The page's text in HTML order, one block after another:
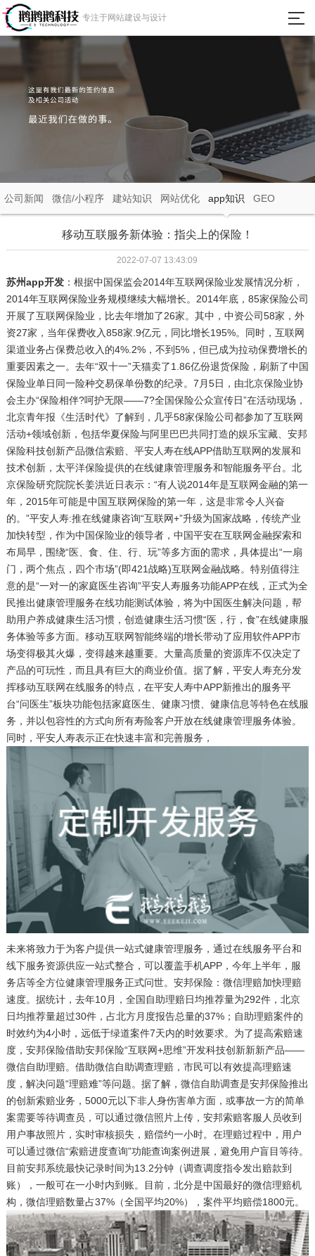
专注于网站建设与设计
瀵
微信小程序
APP定制开发
新闻动态
关于我们
公司新闻 微信/小程序 建站知识 网站优化 app知识 GEO
移动互联服务新体验：指尖上的保险！
2022-07-07 13:43:09
苏州app开发：根据中国保监会2014年互联网保险业发展情况分析，
2014年互联网保险业务规模继续大幅增长。2014年底，85家保险公司
开展了互联网保险业，比去年增加了26家。其中，中资公司58家，外
资27家，当年保费收入858家.9亿元，同比增长195%。同时，互联网
渠道业务占保费总收入的4%.2%，不到5%，但已成为拉动保费增长的
重要因素之一。去年“双十一”天猫卖了1.86亿份退货保险，刷新了中国
保险业单日同一险种交易保单份数的纪录。7月5日，由北京保险业协
会主办“保险相伴?呵护无限――7?全国保险公众宣传日”在活动现场，
北京青年报《生活时代》了解到，几乎58家保险公司都参加了互联网
活动+领域创新，包括华夏保险与阿里巴巴共同打造的娱乐宝藏、安邦
保险科技创新产品微信索赔、平安人寿在线APP借助互联网的发展和
技术创新，太平洋保险提供的在线健康管理服务和智能服务平台。北
京保险研究院院长姜洪近日表示：“有人说2014年是互联网金融的第一
年，2015年可能是中国互联网保险的第一年，这是非常令人兴奋
的。”平安人寿:推在线健康咨询“互联网+”升级为国家战略，传统产业
加快转型，作为中国保险业的领导者，中国平安在互联网金融探索和
布局早，围绕“医、食、住、行、玩”等多方面的需求，具体提出“一扇
门，两个焦点，四个市场”(即421战略)互联网金融战略。特别值得注
意的是“一对一的家庭医生咨询”平安人寿服务功能APP在线，正式为全
民推出健康管理服务在线功能测试体验，将为中国医生解决问题，帮
助用户养成健康生活习惯，创造健康生活习惯“医，行，食”在线健康服
务体验等多方面。移动互联网智能终端的增长带动了应用软件APP市
场变得极其火爆，变得越来越重要。大量高质量的资源库不仅决定了
产品的可玩性，而且具有巨大的商业价值。据了解，平安人寿充分发
挥移动互联网在线服务的特点，在平安人寿中APP新推出的服务平
台“问医生”板块功能包括家庭医生、健康习惯、健康信息等特色在线服
务，并以包容性的方式向所有寿险客户开放在线健康管理服务体验。
同时，平安人寿表示正在快速丰富和完善服务，
未来将致力于为客户提供一站式健康管理服务，通过在线服务平台和
线下服务资源供应一站式整合，可以覆盖手机APP，今年上半年，服
务店等全方位健康管理服务正式问世。安邦保险：微信理赔加快理赔
速度。据统计，去年10月，全国自助理赔日均推荐量为292件，北京
日均推荐量超过30件，占北方月度报告总量的37%；自助理赔案件的
时效约为4小时，远低于绿道案件7天内的时效要求。为了提高索赔速
度，安邦保险借助安邦保险“互联网+思维”开发科技创新新新产品――
微信自助理赔。借助微信自助调查理赔，市民可以有效提高理赔速
度，解决问题“理赔难”等问题。据了解，微信自助调查是安邦保险推出
的创新索赔业务，5000元以下非人身伤害单方面，或事故一方的简单
案需要等待调查员，可以通过微信照片上传，安邦索赔客服人员收到
用户事故照片，实时审核损失，赔偿约一小时。在理赔过程中，用户
可以通过微信“索赔进度查询”功能查询案例进展，避免用户盲目等待。
目前安邦系统最快记录时间为13.2分钟（调查调度指令发出赔款到
账），一般可在一小时内到账。目前，北分是中国最好的微信理赔机
构，微信理赔数量占37%（全国平均20%），案件平均赔偿1800元。